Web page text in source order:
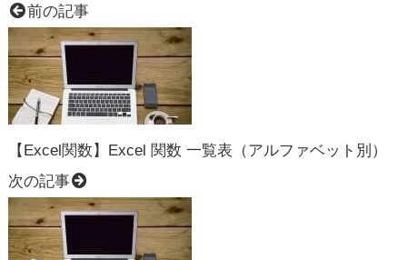
前の記事
【Excel関数】Excel 関数 一覧表（アルファベット別）
次の記事